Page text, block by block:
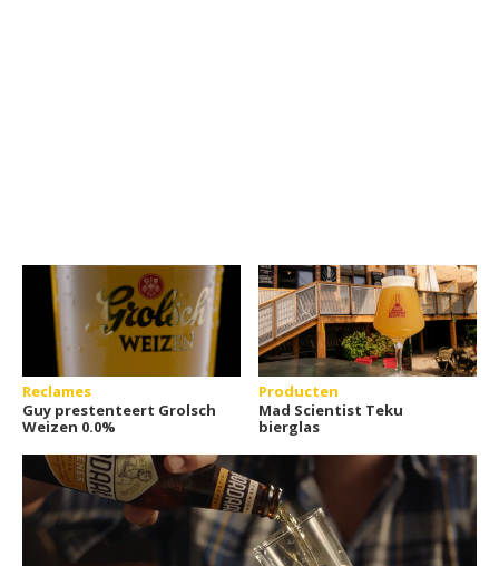
Reclames
Guy prestenteert Grolsch
Weizen 0.0%
Producten
Mad Scientist Teku
bierglas